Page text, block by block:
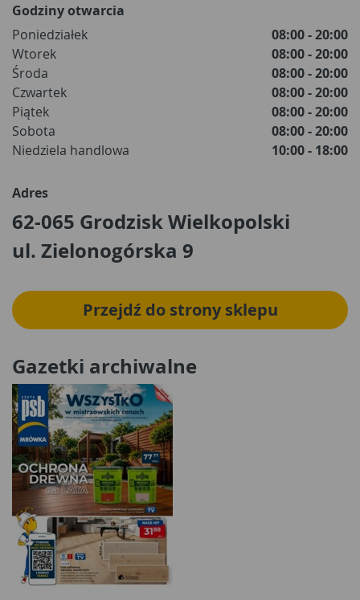
Godziny otwarcia
Poniedziałek
08:00 - 20:00
Wtorek
08:00 - 20:00
Środa
08:00 - 20:00
Czwartek
08:00 - 20:00
Piątek
08:00 - 20:00
Sobota
08:00 - 20:00
Niedziela handlowa
10:00 - 18:00
Adres
62-065 Grodzisk Wielkopolski
ul. Zielonogórska 9
Przejdź do strony sklepu
Gazetki archiwalne